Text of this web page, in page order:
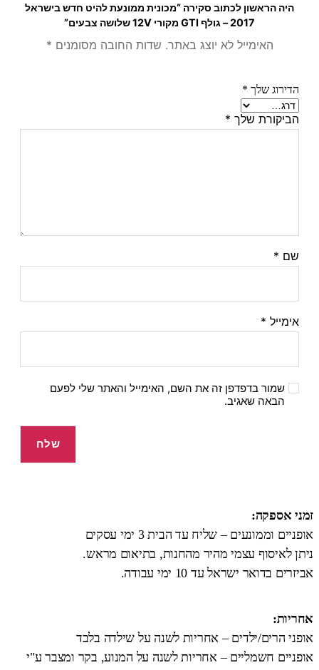
היה הראשון לכתוב סקירה “מכונית ממונעת להיט חדש בישראל
2017 – גולף GTI מקורי 12V שלושה צבעים”
האימייל לא יוצג באתר. שדות החובה מסומנים *
הדירוג שלך *
הביקורת שלך *
שם *
אימייל *
שמור בדפדפן זה את השם, האימייל והאתר שלי לפעם
הבאה שאגיב.
זמני אספקה:
אופניים וממונעים – שליח עד הבית 3 ימי עסקים
ניתן לאיסוף עצמי מהיר מהחנות, בתיאום מראש.
אביזרים בדואר ישראל עד 10 ימי עבודה.
אחריות:
אופני הרים/ילדים – אחריות לשנה על שילדה בלבד
אופניים חשמליים – אחריות לשנה על המנוע, בקר ומצבר ע"י